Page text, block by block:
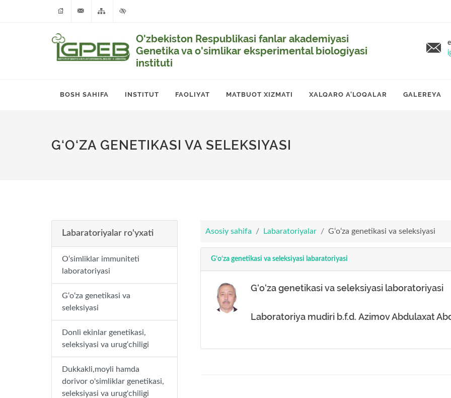
O'zbekiston Respublikasi fanlar akademiyasi
Genetika va o'simlikar eksperimental biologiyasi
instituti
BOSH SAHIFA INSTITUT FAOLIYAT MATBUOT XIZMATI XALQARO A'LOQALAR GALEREYA
G‘O‘ZA GENETIKASI VA SELEKSIYASI
Asosiy sahifa Labaratoriyalar G‘o‘za genetikasi va seleksiyasi
G‘o‘za genetikasi va seleksiyasi labaratoriyasi
G‘o‘za genetikasi va seleksiyasi laboratoriyasi
Laboratoriya mudiri b.f.d. Azimov Abdulaxat
Labaratoriyalar ro'yxati
O‘simliklar immuniteti
laboratoriyasi
G‘o‘za genetikasi va
seleksiyasi
Donli ekinlar genetikasi,
seleksiyasi va urug‘chiligi
Dukkakli,moyli hamda
dorivor o'simliklar genetikasi,
seleksiyasi va urug'chiligi